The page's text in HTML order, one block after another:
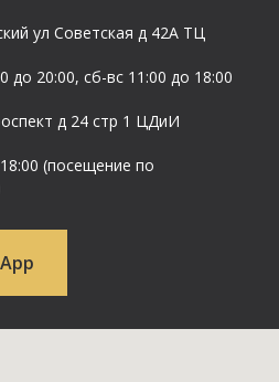
ул Cоветская д 42А ТЦ
до 20:00, сб-вс 11:00 до 18:00
д 24 стр 1 ЦДиИ
(посещение по